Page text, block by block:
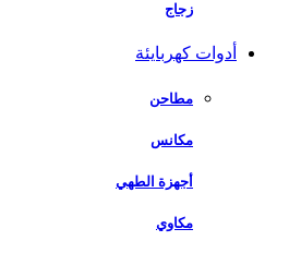
زجاج
أدوات كهربايئة
مطاحن
مكانس
أجهزة الطهي
مكاوي